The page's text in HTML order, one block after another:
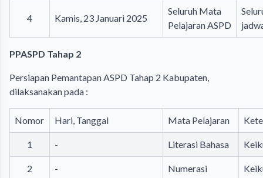
4 Kamis, 23 Januari 2025
Seluruh Mata
Pelajaran ASPD
PPASPD Tahap 2
Persiapan Pemantapan ASPD Tahap 2 Kabupaten,
dilaksanakan pada :
Nomor Hari, Tanggal Mata Pelajaran
1 - Literasi Bahasa
2 - Numerasi